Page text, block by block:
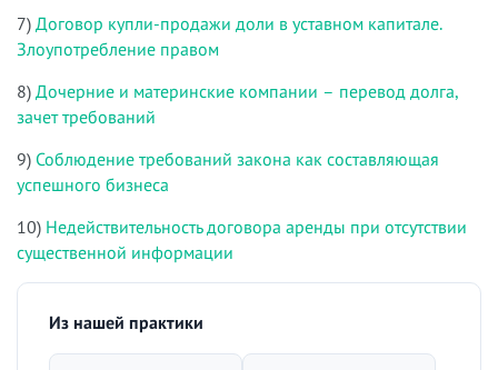
7) Договор купли-продажи доли в уставном капитале.
Злоупотребление правом
8) Дочерние и материнские компании – перевод долга,
зачет требований
9) Соблюдение требований закона как составляющая
успешного бизнеса
10) Недействительность договора аренды при отсутствии
существенной информации
Из нашей практики